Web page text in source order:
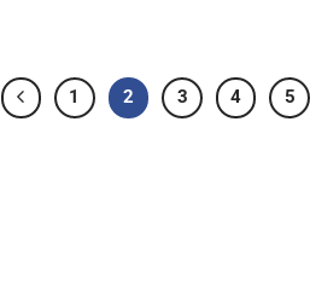
1 2 3 4 5